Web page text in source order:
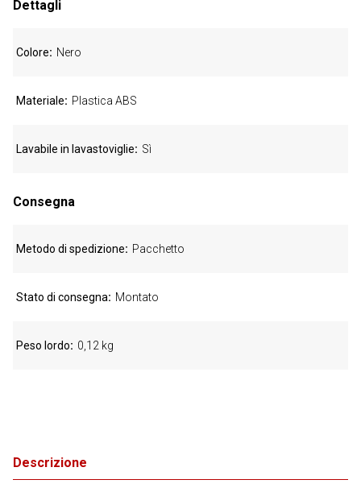
Descrizione
Dettagli
Colore Nero
Materiale Plastica ABS
Lavabile in lavastoviglie Sì
Consegna
Metodo di spedizione Pacchetto
Stato di consegna Montato
Peso lordo 0,12 kg